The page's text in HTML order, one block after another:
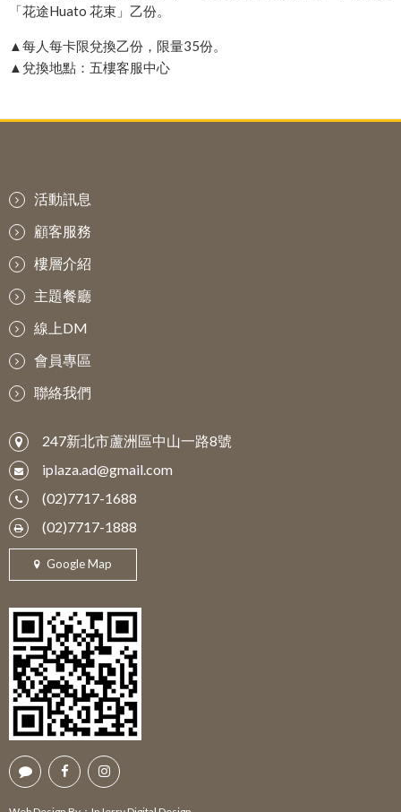
「花途Huato 花束」乙份。
▲每人每卡限兌換乙份，限量35份。
▲兌換地點：五樓客服中心
活動訊息
顧客服務
樓層介紹
主題餐廳
線上DM
會員專區
聯絡我們
247新北市蘆洲區中山一路8號
iplaza.ad@gmail.com
(02)7717-1688
(02)7717-1888
Google Map